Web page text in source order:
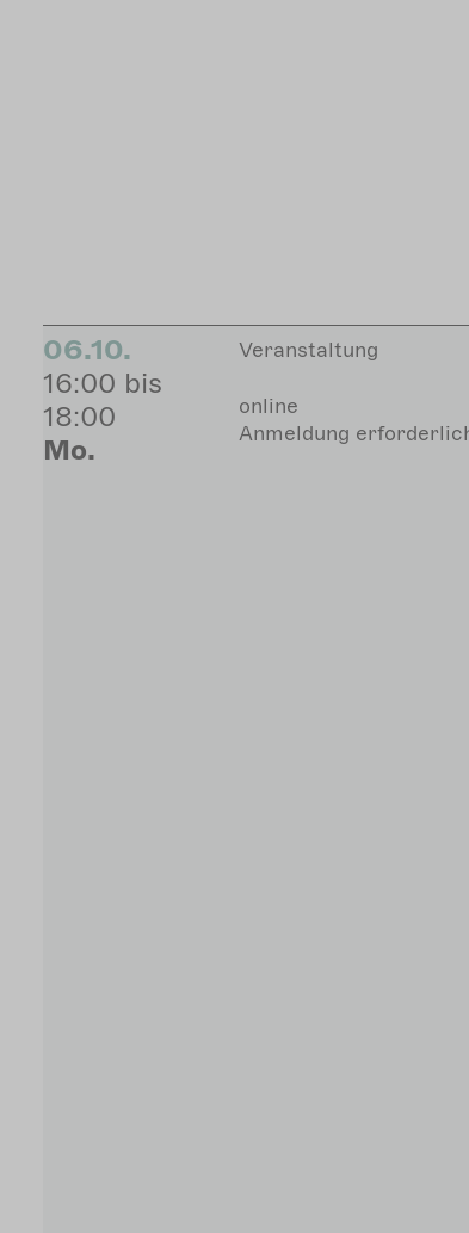
06.10.
16:00 bis
18:00
Mo.
Veranstaltung
online
Anmeldung